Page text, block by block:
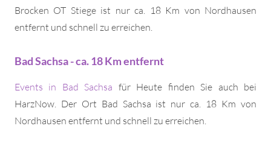
Brocken OT Stiege ist nur ca. 18 Km von Nordhausen
entfernt und schnell zu erreichen.
Bad Sachsa - ca. 18 Km entfernt
Events in Bad Sachsa für Heute finden Sie auch bei
HarzNow. Der Ort Bad Sachsa ist nur ca. 18 Km von
Nordhausen entfernt und schnell zu erreichen.